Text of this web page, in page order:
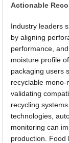
Actionable
Industry leaders
by aligning
performance,
moisture profile
packaging users
recyclable
validating
recycling
technologies,
monitoring can
production. Food